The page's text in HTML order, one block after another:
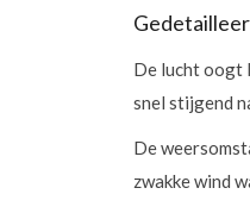
De lucht oogt
snel stijgend
De
zwakke wind